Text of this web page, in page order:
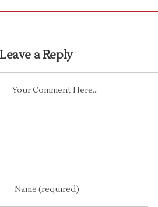
Leave a Reply